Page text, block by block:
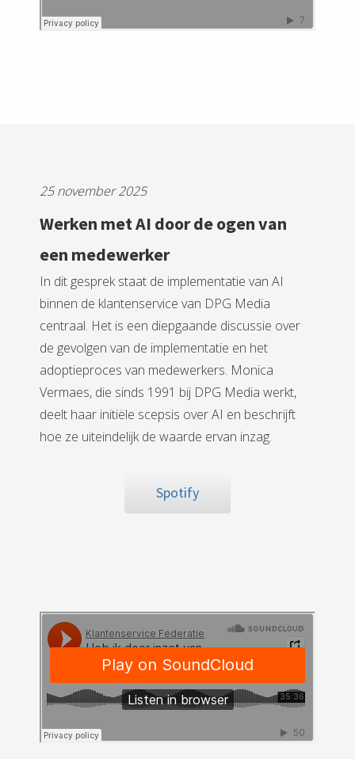
25 november 2025
Werken met AI door de ogen van
een medewerker
In dit gesprek staat de implementatie van AI
binnen de klantenservice van DPG Media
centraal. Het is een diepgaande discussie over
de gevolgen van de implementatie en het
adoptieproces van medewerkers. Monica
Vermaes, die sinds 1991 bij DPG Media werkt,
deelt haar initiële scepsis over AI en beschrijft
hoe ze uiteindelijk de waarde ervan inzag.
Spotify